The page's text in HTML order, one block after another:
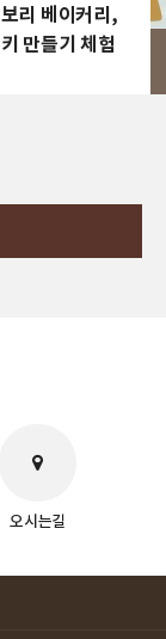
리 베이커리,
만들기 체험
오시는길